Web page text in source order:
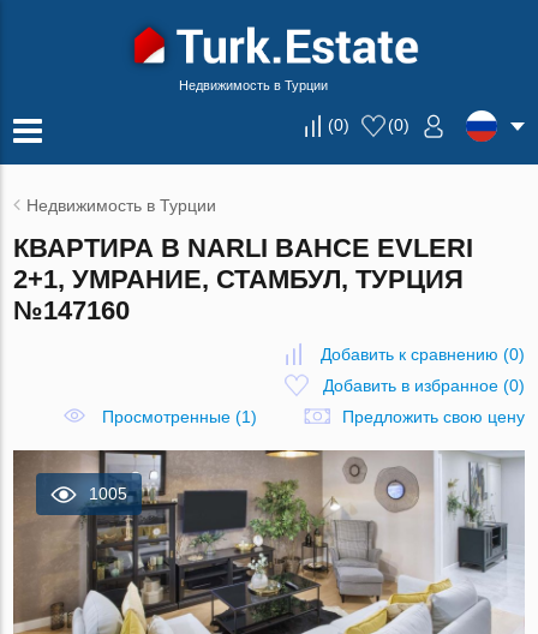
Недвижимость в Турции
(0) (0)
Недвижимость в Турции
КВАРТИРА В NARLI BAHCE EVLERI
2+1, УМРАНИЕ, СТАМБУЛ, ТУРЦИЯ
№147160
Добавить к сравнению (0)
Добавить в избранное(0)
Просмотренные (1)
Предложить свою цену
1005